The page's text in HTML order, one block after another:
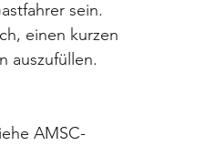
sein.
einen kurzen
auszufüllen.
AMSC-